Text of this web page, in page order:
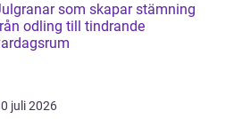
som skapar stämning
odling till tindrande
juli 2026